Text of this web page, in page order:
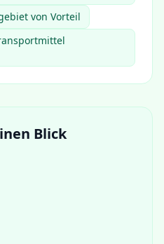
von Vorteil
Blick